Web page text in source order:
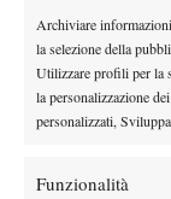
Archiviare
la selezione della
Utilizzare profili per la
la personalizzazione
personalizzati,
Funzionalità
del 2012? Quello
serie numero 1,
TAGGED:Enrico